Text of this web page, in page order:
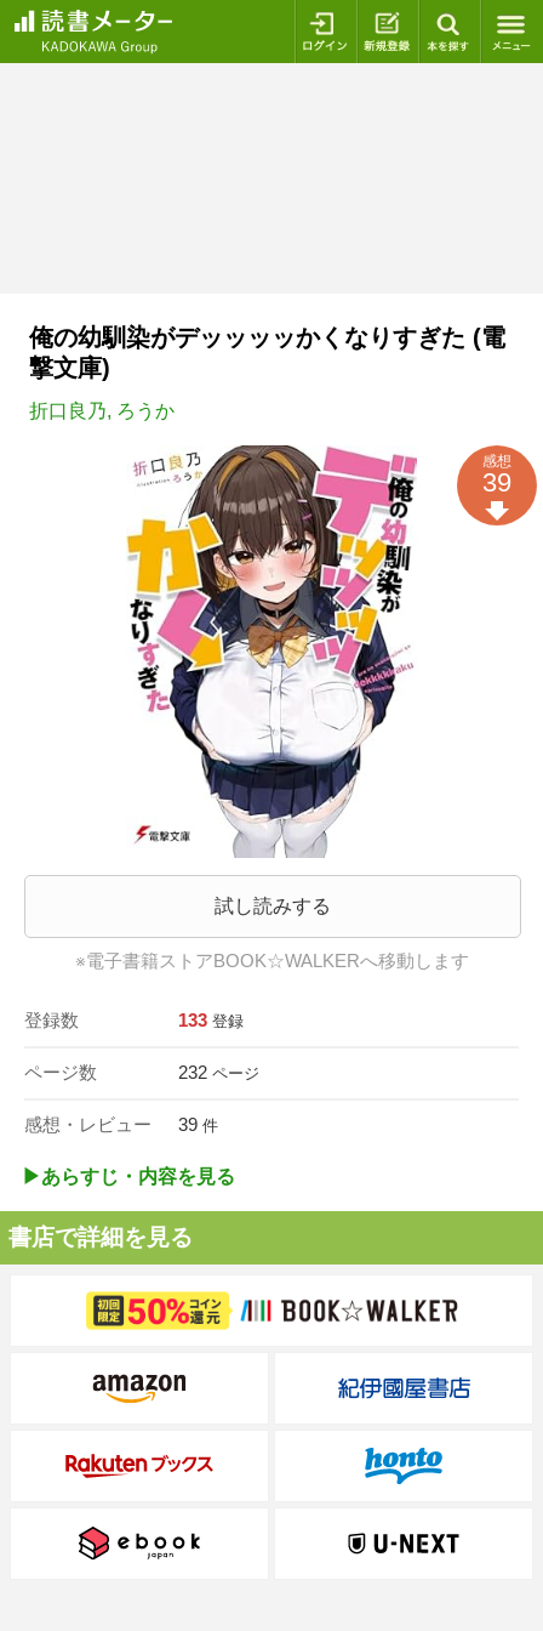
ログイン 新規登録
俺の幼馴染がデッッッッかくなりすぎた (電
撃文庫)
折口良乃, ろうか
試し読みする
※電子書籍ストアBOOK☆WALKERへ移動します
登録数 133 登録
ページ数 232 ページ
感想・レビュー 39 件
感想
39
▶︎あらすじ・内容を見る
書店で詳細を見る